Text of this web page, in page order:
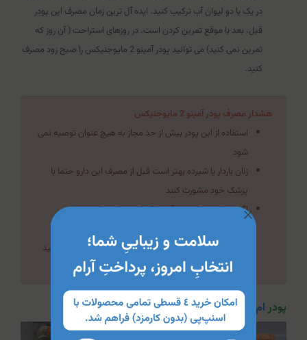
در یک یا دو لیوان آب ترکیب کنید. ایده آل ترین زمان مصرف این پودر
قبل، بعد یا موقع تمرین کردن است. در روزهای استراحت ( آن روز که
تمرین نمی کنید) می توانید پودر آمینو 2 مایوجنیکس را صبح زود مصرف
کنید.
هشدار مصرف پودر آمینو 2 مایوجنیکس
استفاده از این پودر بیش از حد مجاز به هیچ عنوان توصیه نمی
شود
زنان باردار یا شیرده بهتر است قبل از مصرف این دارو حتما با
پزشک خود مشورت کنند
اگر بعد از مصرف پودر آمینو 2 مایوجنیکس باعث بروز
قطع کنید و با یک پزشک متخصص در این زمینه مشورت کنید
پودر ام تور ایکس تی 8:1:1 استارلبز نوتریشن